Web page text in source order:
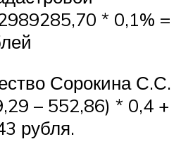
* 0,1% =
Сорокина С.С.
– 552,86) * 0,4 +
рубля.